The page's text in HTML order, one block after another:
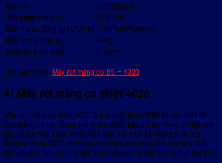
Kích cỡ
400*200mm
Ứng dụng màng co
POF, PVC
Kích thước đóng gói(L*W*H) 1100*600*640mm
Khối lượng thiết bị
40kg
Nhiệt độ kiểm soát
0-300℃
Link sản phẩm: Máy rút màng co BS – 4020
4/ Máy rút màng co nhiệt 4020
Máy rút màng co nhiệt 4020 là loại máy được thiết kế đặc biệt để
bọc màng co các dòng sản phẩm phức tạp, có tác dụng chống bám
bụi, chống trầy xước và độ bền cao. Với thiết kế nhỏ gọn và hoạt
động tự động, 4020 được ưa chuộng trong nhiều lĩnh vực như chế
biến thực phẩm, dược phẩm, linh kiện, vật tư tiêu hao và hơn thế nữa.